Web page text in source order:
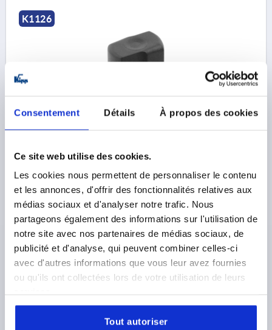
Consentement Détails À propos des cookies
Ce site web utilise des cookies.
Les cookies nous permettent de personnaliser le contenu
et les annonces, d'offrir des fonctionnalités relatives aux
médias sociaux et d'analyser notre trafic. Nous
partageons également des informations sur l'utilisation de
notre site avec nos partenaires de médias sociaux, de
publicité et d'analyse, qui peuvent combiner celles-ci
avec d'autres informations que vous leur avez fournies
ou qu'ils ont collectées lors de votre utilisation de leurs
Tout autoriser
K1126
ECROU MERE T. 3 D=M06 D1=25 H=22,9, FORME:K
THERMOPLASTIQUE, GRIS FONCÉ RAL7021,
PROFONDEUR DE FILETAGE=9
B=15,3
DIAMÈTRE EXTÉRIEUR=25
Référence:
1,66 €
hors frais d’envoi
DÉTAILS